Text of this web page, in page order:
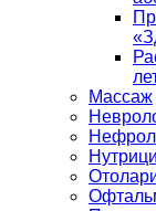
Массаж